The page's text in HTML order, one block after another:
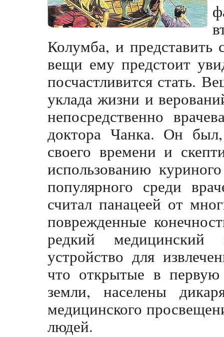
Колумба, и представить
вещи ему предстоит
посчастливится стать.
уклада жизни и
непосредственно
доктора Чанка. Он
своего времени и
использованию
популярного среди
считал панацеей от
поврежденные
редкий медицинский
устройство для
что открытые в
земли, населены
медицинского
людей.